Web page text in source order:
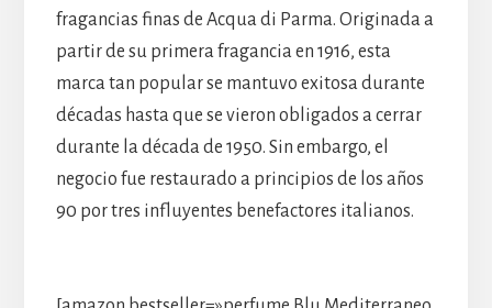
fragancias finas de Acqua di Parma. Originada a
partir de su primera fragancia en 1916, esta
marca tan popular se mantuvo exitosa durante
décadas hasta que se vieron obligados a cerrar
durante la década de 1950. Sin embargo, el
negocio fue restaurado a principios de los años
90 por tres influyentes benefactores italianos.